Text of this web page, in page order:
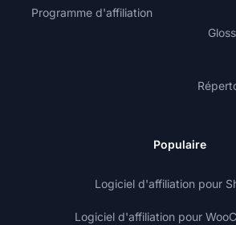
Programme d'affiliation
Populaire
Logiciel d'affiliation pour
Logiciel d'affiliation pour